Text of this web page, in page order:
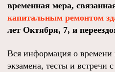
временная мера,
капитальным ремонтом
лет Октября, 7, и
Вся информация о времени
экзамена, тесты и встречи